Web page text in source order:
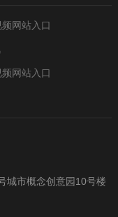
网站入口
网站入口
市概念创意园10号楼